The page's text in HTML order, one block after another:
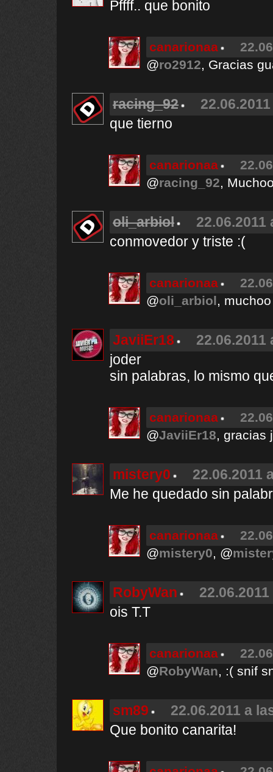
Pffff.. que bonito
canarionaa
@ro2912, Gracias
racing_92
que tierno
canarionaa
@racing_92,
oli_arbiol
22.06.2011
conmovedor y triste :(
canarionaa
@oli_arbiol,
JaviiEr18
22.06.2011
joder
sin palabras, lo mismo
canarionaa
@JaviiEr18, gracias
mistery0
22.06.2011
Me he quedado sin
canarionaa
@mistery0, @
RobyWan
ois T.T
canarionaa
@RobyWan, :( snif
sm89
22.06.2011 a
Que bonito canarita!